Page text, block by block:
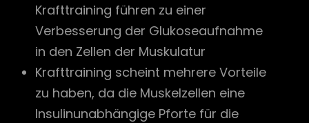
Krafttraining führen zu einer
Verbesserung der Glukoseaufnahme
in den Zellen der Muskulatur
Krafttraining scheint mehrere Vorteile
zu haben, da die Muskelzellen eine
Insulinunabhängige Pforte für die